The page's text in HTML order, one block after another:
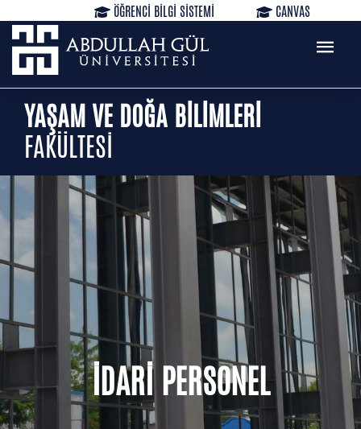
ÖĞRENCİ BİLGİ SİSTEMİ
CANVAS
KÜTÜPHANE
REZERVASYON
TR
YAŞAM VE DOĞA BİLİMLERİ
FAKÜLTESİ
İDARİ PERSONEL